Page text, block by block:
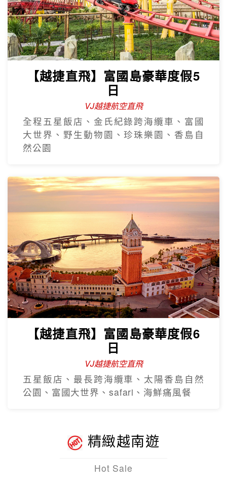
【越捷直飛】富國島豪華度假5
日
VJ越捷航空直飛
全程五星飯店、金氏紀錄跨海纜車、富國
大世界、野生動物園、珍珠樂園、香島自
然公園
【越捷直飛】富國島豪華度假6
日
VJ越捷航空直飛
五星飯店、最長跨海纜車、太陽香島自然
公園、富國大世界、safari、海鮮痛風餐
精緻越南遊
Hot Sale